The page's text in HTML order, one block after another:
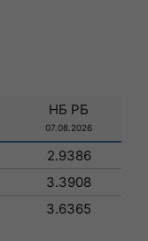
НБ РБ
07.08.2026
2.9386
3.3908
3.6365